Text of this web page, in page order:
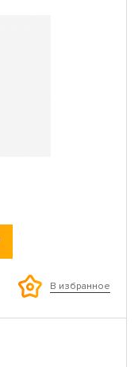
В избранное